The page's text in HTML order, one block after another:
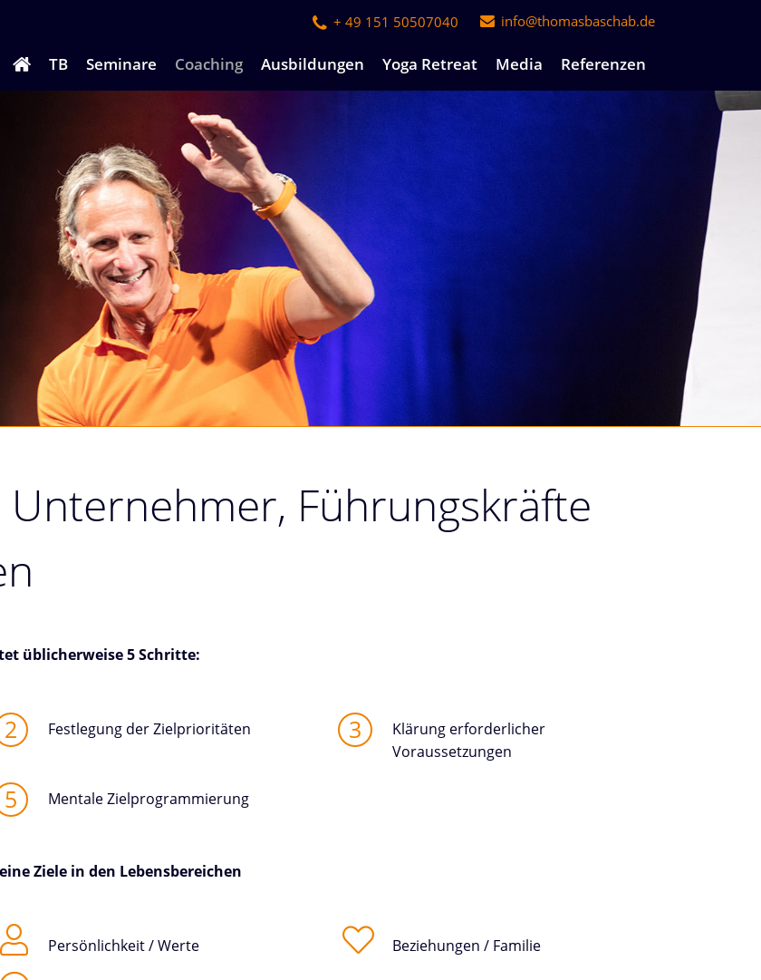
+ 49 151 50507040 info@thomasbaschab.de
überspringen
TB Seminare Coaching Ausbildungen Yoga Retreat Media Referenzen
Führungskräfte
üblicherweise 5 Schritte:
Festlegung der Zielprioritäten
Klärung erforderlicher
Voraussetzungen
Mentale Zielprogrammierung
Ziele in den Lebensbereichen
Persönlichkeit / Werte Beziehungen / Familie